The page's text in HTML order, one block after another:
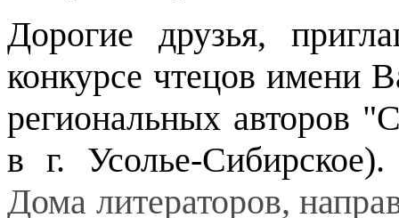
Дорогие друзья,
конкурсе чтецов имени
региональных авторов
в г. Усолье-
Дома литераторов,